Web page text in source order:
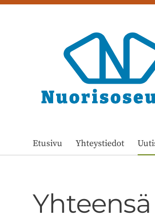
Ristiinan nuorisseura
Etusivu Yhteystiedot